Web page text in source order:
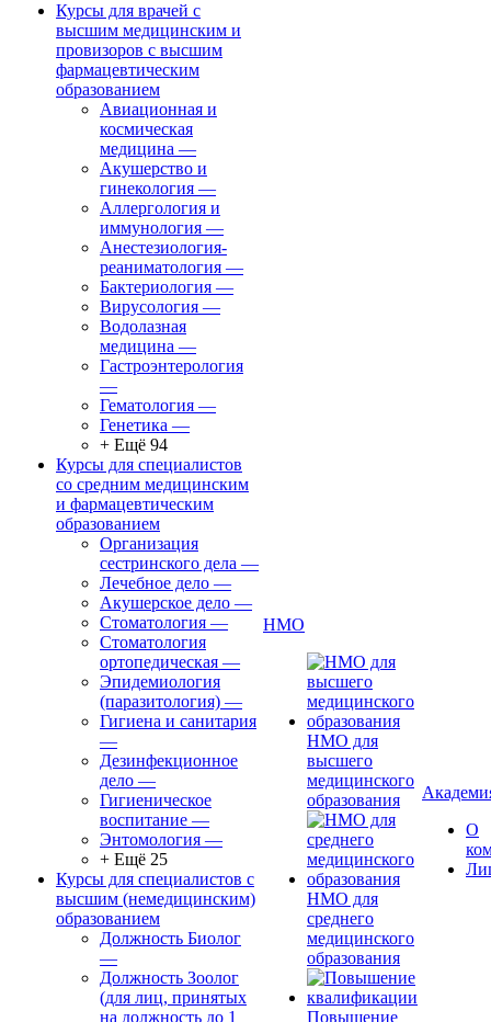
Курсы для врачей с
высшим медицинским и
провизоров с высшим
фармацевтическим
образованием
Авиационная и
космическая
медицина —
Акушерство и
гинекология —
Аллергология и
иммунология —
Анестезиология-
реаниматология —
Бактериология —
Вирусология —
Водолазная
медицина —
Гастроэнтерология
—
Гематология —
Генетика —
+ Ещё 94
Курсы для специалистов
со средним медицинским
и фармацевтическим
образованием
Организация
сестринского дела —
Лечебное дело —
Акушерское дело —
Стоматология —
Стоматология
ортопедическая —
Эпидемиология
(паразитология) —
Гигиена и санитария
—
Дезинфекционное
дело —
Гигиеническое
воспитание —
Энтомология —
+ Ещё 25
Курсы для специалистов с
высшим (немедицинским)
образованием
Должность Биолог
—
Должность Зоолог
(для лиц, принятых
на должность до 1
НМО
НМО для
высшего
медицинского
образования
НМО для
среднего
медицинского
образования
Повышение
О